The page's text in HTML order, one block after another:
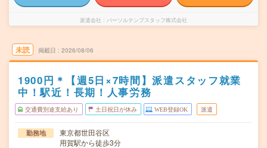
派遣会社 パーソルテンプスタッフ株式会社
未読 掲載日 2026/08/06
1900円＊【週5日×7時間】派遣スタッフ就業
中！駅近！長期！人事労務
交通費別途支給あり 土日祝日が休み WEB登録OK 派遣
勤務地
東京都世田谷区
用賀駅から徒歩3分